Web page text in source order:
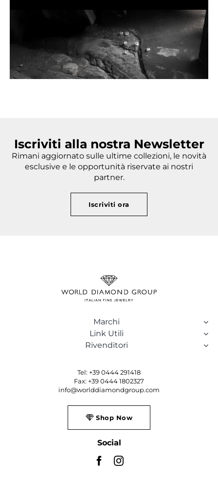
Iscriviti alla nostra Newsletter
Rimani aggiornato sulle ultime collezioni, le novità
esclusive e le opportunità riservate ai nostri
partner.
Iscriviti ora
Marchi
Link Utili
Rivenditori
Tel: +39 0444 291418
Fax: +39 0444 1802327
info@worlddiamondgroup.com
Shop Now
Social